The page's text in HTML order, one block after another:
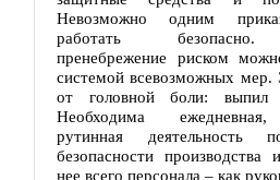
Невозможно одним
работать безопасно.
пренебрежение риском
системой всевозможных мер.
от головной боли:
Необходима ежедневная,
рутинная деятельность
безопасности
нее всего персонала – как